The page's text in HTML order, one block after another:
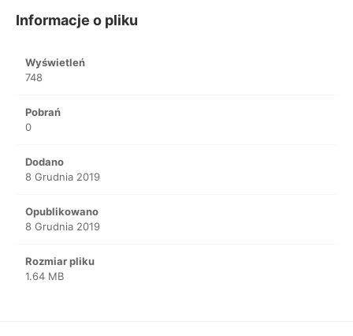
Informacje o pliku
Wyświetleń
748
Pobrań
0
Dodano
8 Grudnia 2019
Opublikowano
8 Grudnia 2019
Rozmiar pliku
1.64 MB